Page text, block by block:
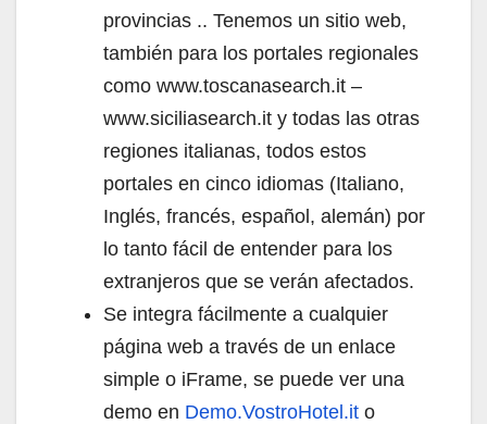
provincias .. Tenemos un sitio web,
también para los portales regionales
como www.toscanasearch.it –
www.siciliasearch.it y todas las otras
regiones italianas, todos estos
portales en cinco idiomas (Italiano,
Inglés, francés, español, alemán) por
lo tanto fácil de entender para los
extranjeros que se verán afectados.
Se integra fácilmente a cualquier
página web a través de un enlace
simple o iFrame, se puede ver una
demo en Demo.VostroHotel.it o